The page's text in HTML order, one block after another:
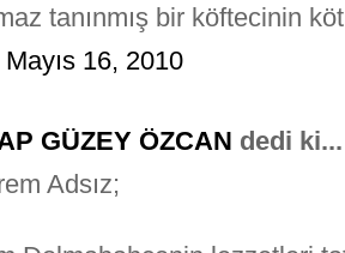
tanınmış bir köftecinin
16, 2010
GÜZEY ÖZCAN dedi ki...
Adsız;